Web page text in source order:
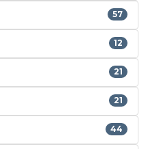
57
12
21
21
44